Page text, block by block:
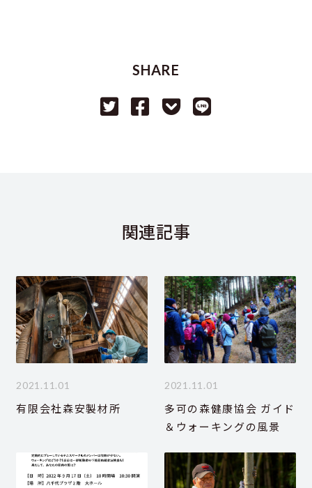
SHARE
関連記事
2021.11.01
有限会社森安製材所
2021.11.01
多可の森健康協会 ガイド
＆ウォーキングの風景